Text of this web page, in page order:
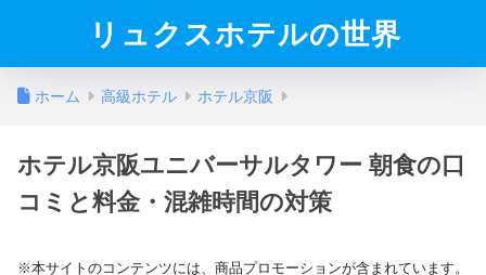
リュクスホテルの世界
ホーム 高級ホテル ホテル京阪
ホテル京阪ユニバーサルタワー 朝食の口
コミと料金・混雑時間の対策
※本サイトのコンテンツには、商品プロモーションが含まれています。